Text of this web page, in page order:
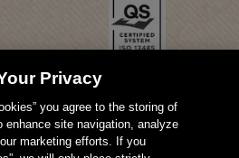
Privacy
you agree to the storing of
enhance site navigation, analyze
marketing efforts. If you